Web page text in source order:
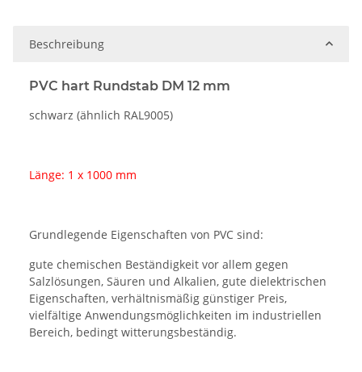
Beschreibung
PVC hart Rundstab DM 12 mm
schwarz (ähnlich RAL9005)
Länge: 1 x 1000 mm
Grundlegende Eigenschaften von PVC sind:
gute chemischen Beständigkeit vor allem gegen
Salzlösungen, Säuren und Alkalien, gute dielektrischen
Eigenschaften, verhältnismäßig günstiger Preis,
vielfältige Anwendungsmöglichkeiten im industriellen
Bereich, bedingt witterungsbeständig.